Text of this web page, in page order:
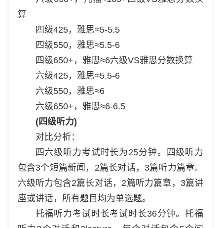
算
四级425，雅思≈5-5.5
四级550，雅思≈5.5-6
四级650+，雅思≈6六级VS雅思分数换算
六级425，雅思≈5.5-6
六级550，雅思≈6
六级650+，雅思≈6-6.5
(四级听力)
对比分析：
四六级听力考试时长为25分钟。四级听力
包含3个短篇新闻，2篇长对话，3篇听力篇章。
六级听力包含2篇长对话，2篇听力篇章，3篇讲
座或讲话，所有题目均为单选题。
托福听力考试时长考试时长36分钟。托福